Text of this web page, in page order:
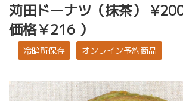
苅田ドーナツ（抹茶）
価格￥216 ）
冷暗所保存 オンライン予約商品